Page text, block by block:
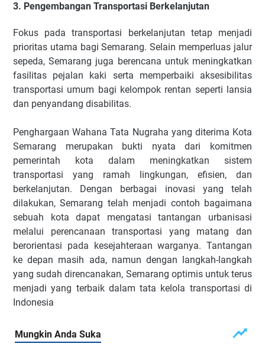
3. Pengembangan Transportasi Berkelanjutan
Fokus pada transportasi berkelanjutan tetap menjadi
prioritas utama bagi Semarang. Selain memperluas jalur
sepeda, Semarang juga berencana untuk meningkatkan
fasilitas pejalan kaki serta memperbaiki aksesibilitas
transportasi umum bagi kelompok rentan seperti lansia
dan penyandang disabilitas.
Penghargaan Wahana Tata Nugraha yang diterima Kota
Semarang merupakan bukti nyata dari komitmen
pemerintah kota dalam meningkatkan sistem
transportasi yang ramah lingkungan, efisien, dan
berkelanjutan. Dengan berbagai inovasi yang telah
dilakukan, Semarang telah menjadi contoh bagaimana
sebuah kota dapat mengatasi tantangan urbanisasi
melalui perencanaan transportasi yang matang dan
berorientasi pada kesejahteraan warganya. Tantangan
ke depan masih ada, namun dengan langkah-langkah
yang sudah direncanakan, Semarang optimis untuk terus
menjadi yang terbaik dalam tata kelola transportasi di
Indonesia